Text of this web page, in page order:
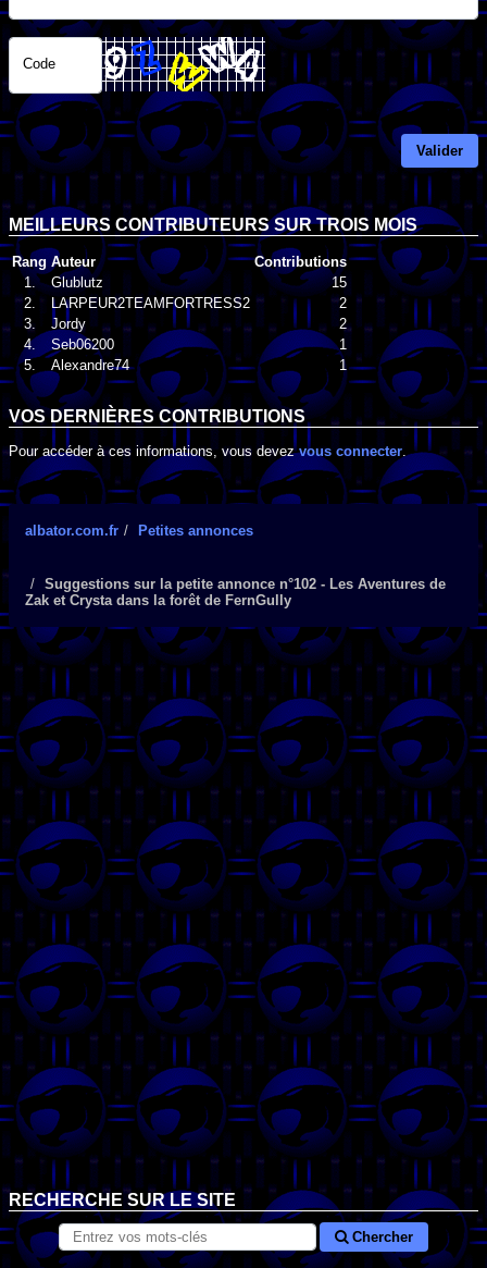
Code
Valider
MEILLEURS CONTRIBUTEURS SUR TROIS MOIS
Rang Auteur
Contributions
1.
Glublutz
15
2.
LARPEUR2TEAMFORTRESS2
2
3.
Jordy
2
4.
Seb06200
1
5.
Alexandre74 1
VOS DERNIÈRES CONTRIBUTIONS
Pour accéder à ces informations, vous devezvous connecter
albator.com.fr Petites annonces
Suggestions sur la petite annonce n°102 - Les Aventures de
Zak et Crysta dans la forêt de FernGully
RECHERCHE SUR LE SITE
Chercher